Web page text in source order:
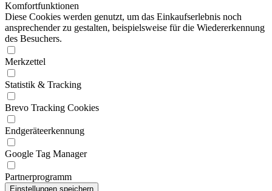
Komfortfunktionen
Diese Cookies werden genutzt, um das Einkaufserlebnis noch
ansprechender zu gestalten, beispielsweise für die Wiedererkennung
des Besuchers.
Merkzettel
Statistik & Tracking
Brevo Tracking Cookies
Endgeräteerkennung
Google Tag Manager
Partnerprogramm